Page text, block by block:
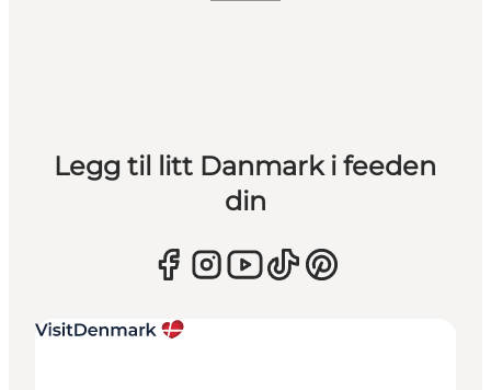
Legg til litt Danmark i feeden
din